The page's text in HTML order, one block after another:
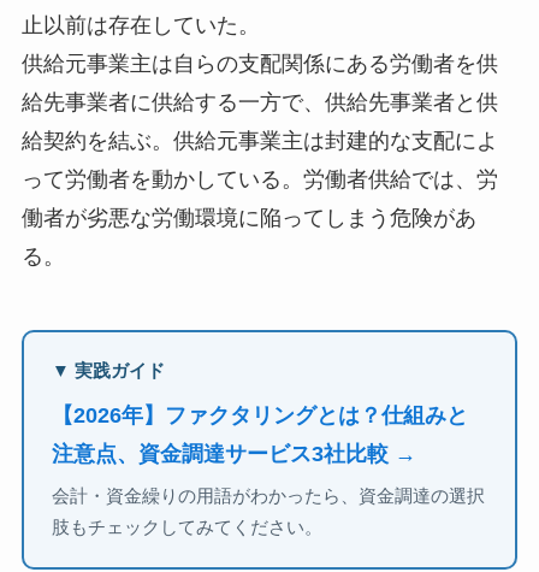
止以前は存在していた。
供給元事業主は自らの支配関係にある労働者を供
給先事業者に供給する一方で、供給先事業者と供
給契約を結ぶ。供給元事業主は封建的な支配によ
って労働者を動かしている。労働者供給では、労
働者が劣悪な労働環境に陥ってしまう危険があ
る。
▼ 実践ガイド
【2026年】ファクタリングとは？仕組みと
注意点、資金調達サービス3社比較 →
会計・資金繰りの用語がわかったら、資金調達の選択
肢もチェックしてみてください。